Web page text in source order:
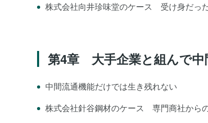
株式会社向井珍味堂のケース 受け身だっ
第4章 大手企業と組んで中
中間流通機能だけでは生き残れない
株式会社針谷鋼材のケース 専門商社から